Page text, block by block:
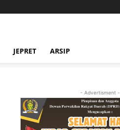
JEPRET ARSIP
- Advertisment -